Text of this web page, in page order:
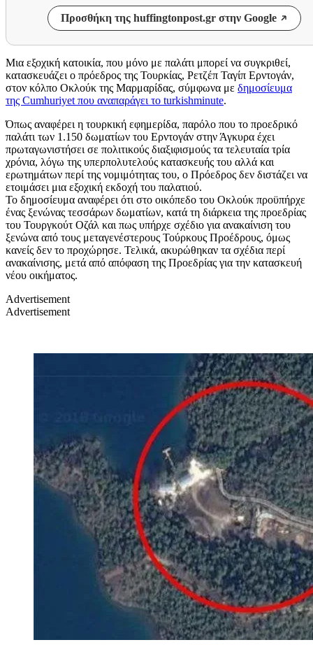
Προσθήκη της huffingtonpost.gr στην Google
Μια εξοχική κατοικία, που μόνο με παλάτι μπορεί να συγκριθεί,
κατασκευάζει ο πρόεδρος της Τουρκίας, Ρετζέπ Ταγίπ Ερντογάν,
στον κόλπο Οκλούκ της Μαρμαρίδας, σύμφωνα με δημοσίευμα
της Cumhuriyet που αναπαράγει το turkishminute.
Όπως αναφέρει η τουρκική εφημερίδα, παρόλο που το προεδρικό
παλάτι των 1.150 δωματίων του Ερντογάν στην Άγκυρα έχει
πρωταγωνιστήσει σε πολιτικούς διαξιφισμούς τα τελευταία τρία
χρόνια, λόγω της υπερπολυτελούς κατασκευής του αλλά και
ερωτημάτων περί της νομιμότητας του, ο Πρόεδρος δεν διστάζει να
ετοιμάσει μια εξοχική εκδοχή του παλατιού.
To δημοσίευμα αναφέρει ότι στο οικόπεδο του Οκλούκ προϋπήρχε
ένας ξενώνας τεσσάρων δωματίων, κατά τη διάρκεια της προεδρίας
του Τουργκούτ Οζάλ και πως υπήρχε σχέδιο για ανακαίνιση του
ξενώνα από τους μεταγενέστερους Τούρκους Προέδρους, όμως
κανείς δεν το προχώρησε. Τελικά, ακυρώθηκαν τα σχέδια περί
ανακαίνισης, μετά από απόφαση της Προεδρίας για την κατασκευή
νέου οικήματος.
Advertisement
Advertisement